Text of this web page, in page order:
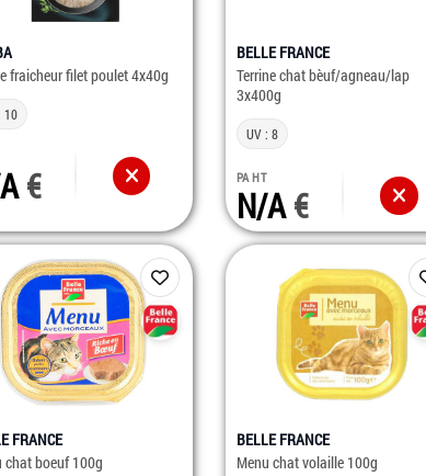
fraicheur filet poulet 4x40g
10
BELLE FRANCE
Terrine chat bèuf/agneau/lap
3x400g
UV : 8
PA HT
N/A
FRANCE
chat boeuf 100g
BELLE FRANCE
Menu chat volaille 100g